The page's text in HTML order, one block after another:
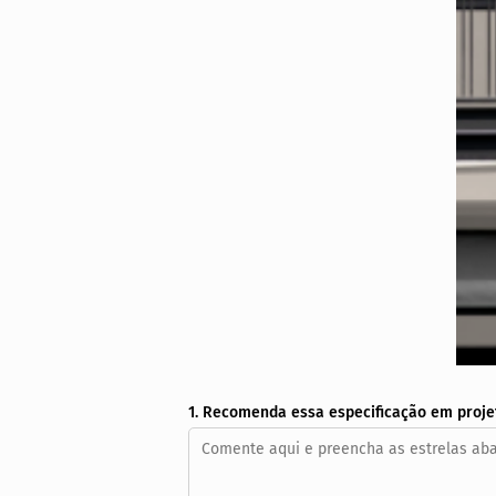
1. Recomenda essa especificação em